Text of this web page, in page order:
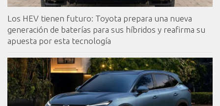
Los HEV tienen futuro: Toyota prepara una nueva
generación de baterías para sus híbridos y reafirma su
apuesta por esta tecnología